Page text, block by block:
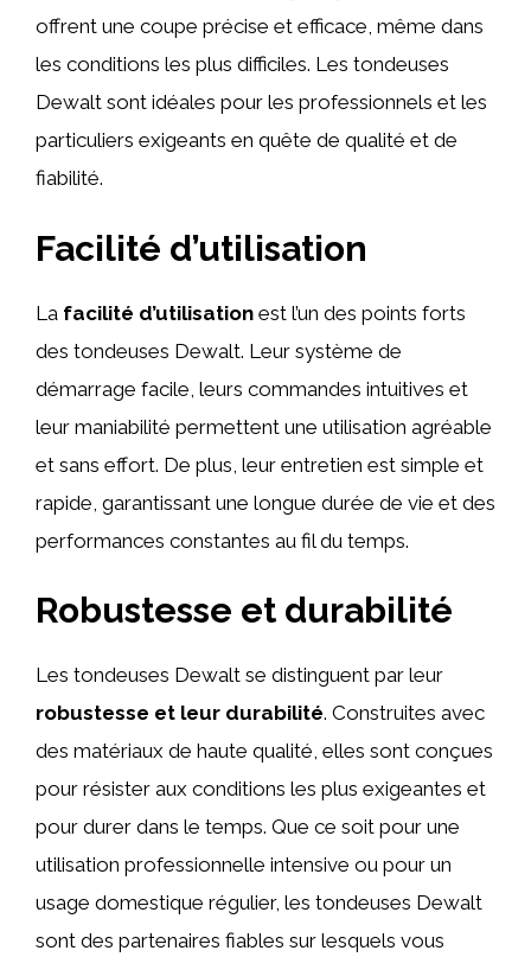
offrent une coupe précise et efficace, même dans
les conditions les plus difficiles. Les tondeuses
Dewalt sont idéales pour les professionnels et les
particuliers exigeants en quête de qualité et de
fiabilité.
Facilité d’utilisation
La facilité d’utilisation est l’un des points forts
des tondeuses Dewalt. Leur système de
démarrage facile, leurs commandes intuitives et
leur maniabilité permettent une utilisation agréable
et sans effort. De plus, leur entretien est simple et
rapide, garantissant une longue durée de vie et des
performances constantes au fil du temps.
Robustesse et durabilité
Les tondeuses Dewalt se distinguent par leur
robustesse et leur durabilité. Construites avec
des matériaux de haute qualité, elles sont conçues
pour résister aux conditions les plus exigeantes et
pour durer dans le temps. Que ce soit pour une
utilisation professionnelle intensive ou pour un
usage domestique régulier, les tondeuses Dewalt
sont des partenaires fiables sur lesquels vous